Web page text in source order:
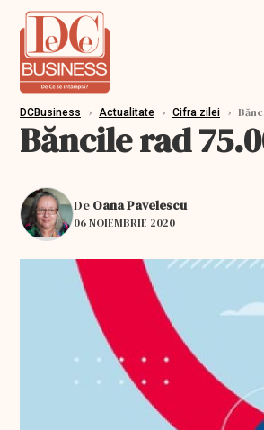
DCBusiness › Actualitate › Cifra zilei ›
Băncile rad
De Oana Pavelescu
06 NOIEMBRIE 2020